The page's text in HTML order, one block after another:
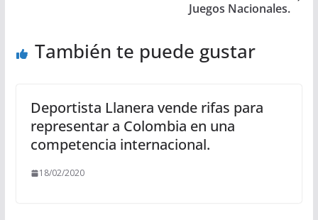
Juegos Nacionales.
También te puede gustar
Deportista Llanera vende rifas para
representar a Colombia en una
competencia internacional.
18/02/2020